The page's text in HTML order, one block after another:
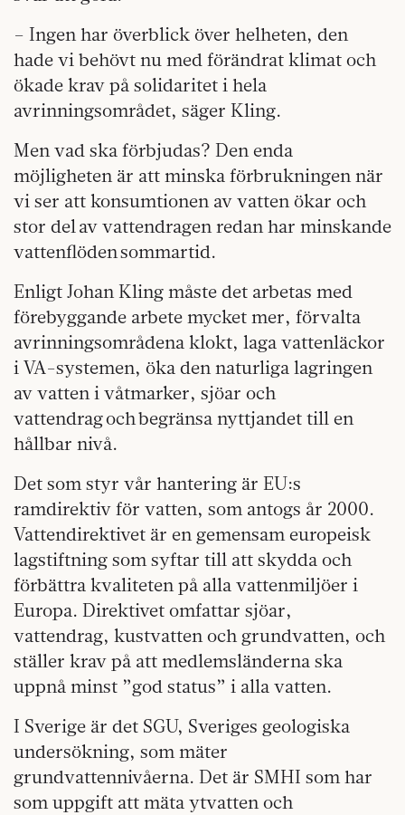
– Ingen har överblick över helheten, den
hade vi behövt nu med förändrat klimat och
ökade krav på solidaritet i hela
avrinningsområdet, säger Kling.
Men vad ska förbjudas? Den enda
möjligheten är att minska förbrukningen när
vi ser att konsumtionen av vatten ökar och
stor del av vattendragen redan har minskande
vattenflöden sommartid.
Enligt Johan Kling måste det arbetas med
förebyggande arbete mycket mer, förvalta
avrinningsområdena klokt, laga vattenläckor
i VA-systemen, öka den naturliga lagringen
av vatten i våtmarker, sjöar och
vattendrag och begränsa nyttjandet till en
hållbar nivå.
Det som styr vår hantering är EU:s
ramdirektiv för vatten, som antogs år 2000.
Vattendirektivet är en gemensam europeisk
lagstiftning som syftar till att skydda och
förbättra kvaliteten på alla vattenmiljöer i
Europa. Direktivet omfattar sjöar,
vattendrag, kustvatten och grundvatten, och
ställer krav på att medlemsländerna ska
uppnå minst ”god status” i alla vatten.
I Sverige är det SGU, Sveriges geologiska
undersökning, som mäter
grundvattennivåerna. Det är SMHI som har
som uppgift att mäta ytvatten och